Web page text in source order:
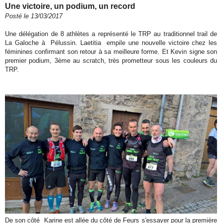
Une victoire, un podium, un record
Posté le 13/03/2017
Une délégation de 8 athlètes a représenté le TRP au traditionnel trail de
La Galoche à Pélussin. Laetitia empile une nouvelle victoire chez les
féminines confirmant son retour à sa meilleure forme. Et Kevin signe son
premier podium, 3ème au scratch, très prometteur sous les couleurs du
TRP.
De son côté Karine est allée du côté de Feurs s'essayer pour la première